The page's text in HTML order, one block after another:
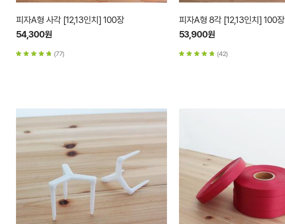
피자A형 사각 [12,13인치] 100장
54,300원
(77)
피자A형 8각 [12,13인치] 100장
53,900원
(42)